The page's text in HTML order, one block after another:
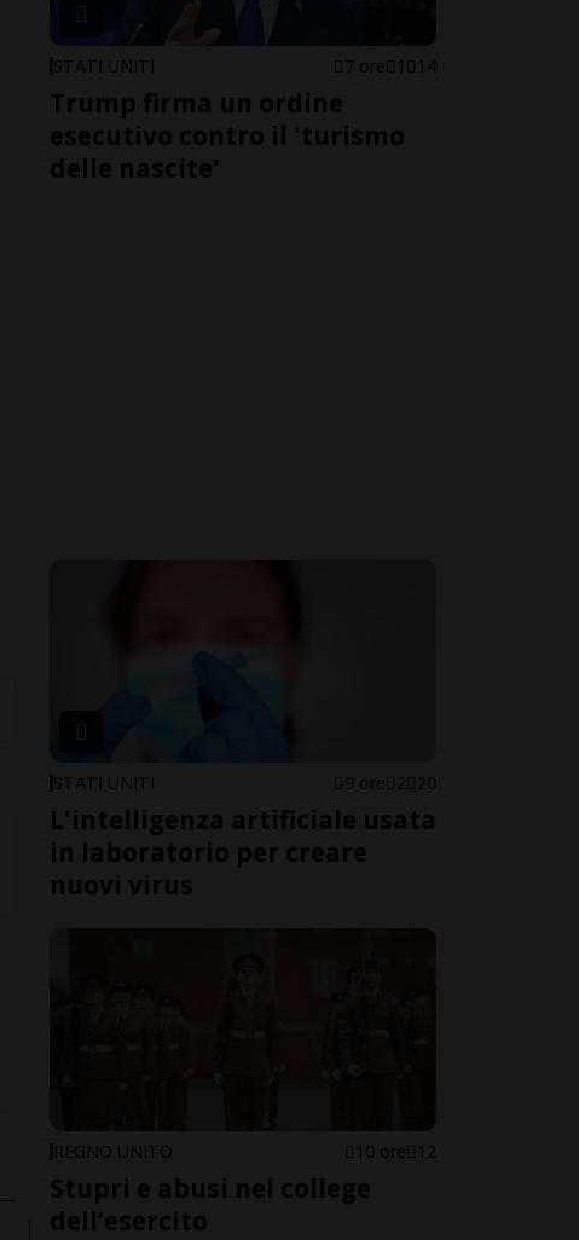
STATI UNITI 7 ore 1 14
Trump firma un ordine
esecutivo contro il 'turismo
delle nascite'
STATI UNITI 9 ore 2 20
L'intelligenza artificiale usata
in laboratorio per creare
nuovi virus
REGNO UNITO 10 ore 12
Stupri e abusi nel college
dell’esercito